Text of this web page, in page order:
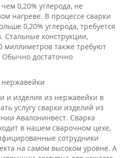
0,20% углерода, не
нагреве. В процессе сварки
0,20% углерода, требуется
Стальные конструкции,
также требуют
Обычно достаточно
нержавейки
и изделия из нержавейки в
услугу сварки изделий из
Авалонинвест. Сварка
в нашем сварочном цехе,
сотрудники
на самом высоком уровне. А